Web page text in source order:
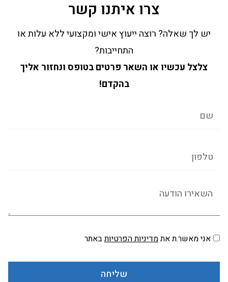
צרו איתנו קשר
יש לך שאלה? רוצה ייעוץ אישי ומקצועי ללא עלות או
התחייבות?
צלצל עכשיו או השאר פרטים בטופס ונחזור אליך
בהקדם!
טלפון
הודעה
אני מאשר.ת אתמדיניות הפרטיותבאתר
שליחה